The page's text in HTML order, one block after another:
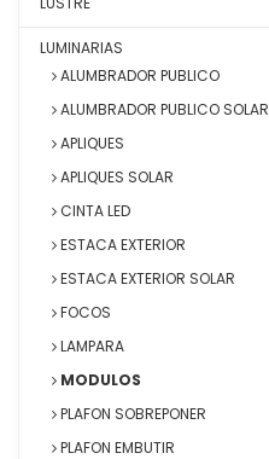
LUMINARIAS
ALUMBRADOR PUBLICO
ALUMBRADOR PUBLICO SOLAR
APLIQUES
APLIQUES SOLAR
CINTA LED
ESTACA EXTERIOR
ESTACA EXTERIOR SOLAR
FOCOS
LAMPARA
MODULOS
PLAFON SOBREPONER
PLAFON EMBUTIR